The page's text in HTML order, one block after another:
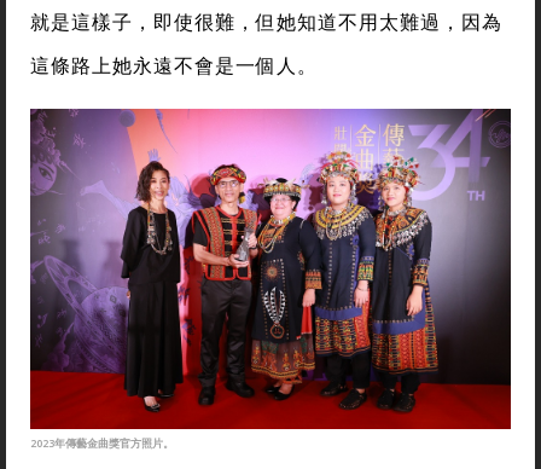
就是這樣子，即使很難，但她知道不用太難過，因為
這條路上她永遠不會是一個人。
2023年傳藝金曲獎官方照片。